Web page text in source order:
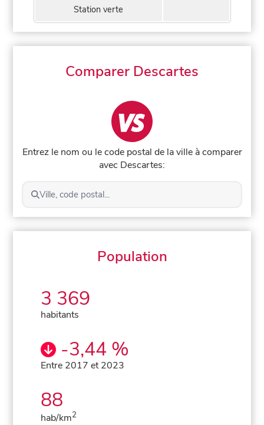
Station verte
Comparer Descartes
Entrez le nom ou le code postal de la ville à comparer
avec Descartes:
Ville, code postal...
Population
3 369
habitants
-3,44 %
Entre 2017 et 2023
88
hab/km2